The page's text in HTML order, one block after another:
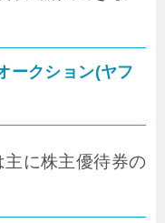
ークション(ヤフ
に株主優待券の